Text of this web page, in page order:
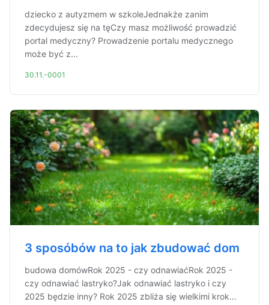
dziecko z autyzmem w szkoleJednakże zanim
zdecydujesz się na tęCzy masz możliwość prowadzić
portal medyczny? Prowadzenie portalu medycznego
może być z...
30.11.-0001
3 sposóbów na to jak zbudować dom
budowa domówRok 2025 - czy odnawiaćRok 2025 -
czy odnawiać lastryko?Jak odnawiać lastryko i czy
2025 będzie inny? Rok 2025 zbliża się wielkimi krok...